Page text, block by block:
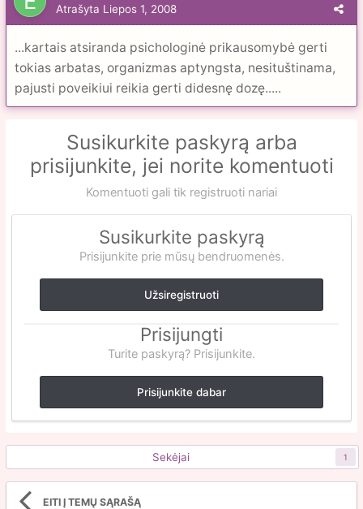
Atrašyta Liepos 1, 2008
...kartais atsiranda psichologinė prikausomybė gerti
tokias arbatas, organizmas aptyngsta, nesituštinama,
pajusti poveikiui reikia gerti didesnę dozę.....
Susikurkite paskyrą arba
prisijunkite, jei norite komentuoti
Komentuoti gali tik registruoti nariai
Susikurkite paskyrą
Prisijunkite prie mūsų bendruomenės.
Užsiregistruoti
Prisijungti
Turite paskyrą? Prisijunkite.
Prisijunkite dabar
Sekėjai 1
EITI Į TEMŲ SĄRAŠĄ